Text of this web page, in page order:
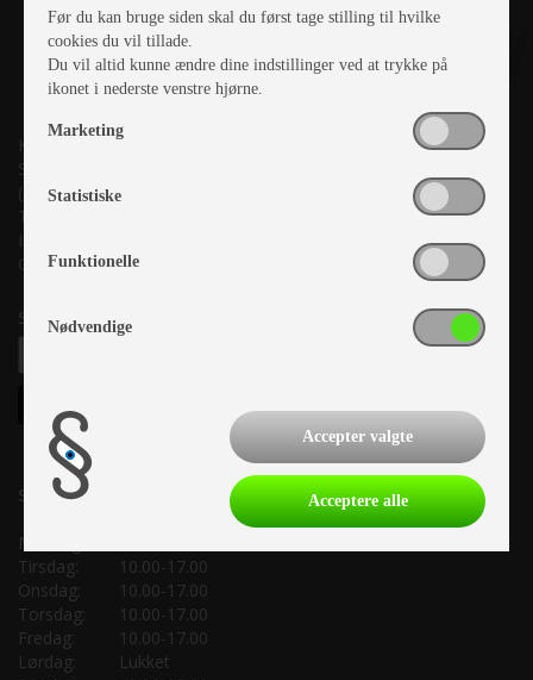
Kronjyllands Camping Center A/S
Suderholmen 10, 8960 Randers SØ
(Lige ud til Grenåvej)
Tlf. +45 87 10 98 70
Info@as-kcc.dk
CVR: 33 38 77 33
Samtykke til nyhedsbrev
Salgsafdeling:
Mandag:
Tirsdag:
10.00-17.00
Onsdag:
10.00-17.00
Torsdag:
10.00-17.00
Fredag:
10.00-17.00
Lørdag:
Lukket
Før du kan bruge siden skal du først tage stilling til hvilke
cookies du vil tillade.
Du vil altid kunne ændre dine indstillinger ved at trykke på
ikonet i nederste venstre hjørne.
Marketing
Statistiske
Funktionelle
Nødvendige
Accepter valgte
Acceptere alle